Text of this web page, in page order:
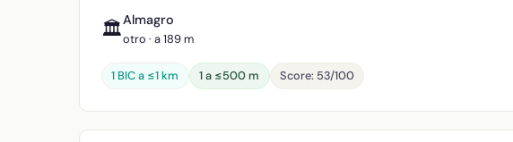
🏛️Almagro
otro · a 189 m
1 BIC a ≤1 km 1 a ≤500 m Score: 53/100